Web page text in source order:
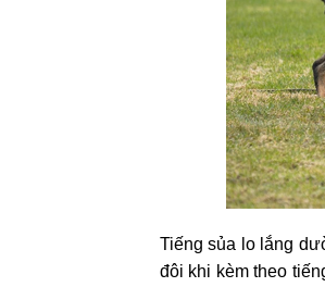
Tiếng sủa lo lắng
đôi khi kèm theo